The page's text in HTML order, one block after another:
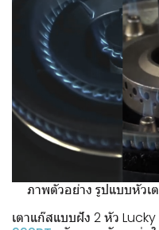
ภาพตัวอย่าง รูปแบบหัว
เตาแก๊สแบบฝัง 2 หัว